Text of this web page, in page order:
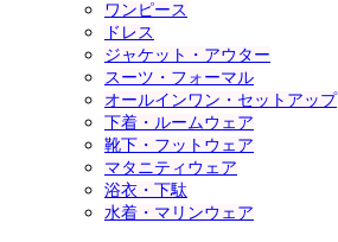
ワンピース
ドレス
ジャケット・アウター
スーツ・フォーマル
オールインワン・セットアップ
下着・ルームウェア
靴下・フットウェア
マタニティウェア
浴衣・下駄
水着・マリンウェア